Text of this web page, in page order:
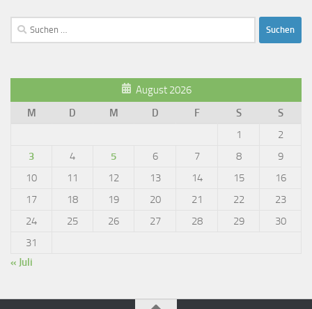
Suchen
nach:
August 2026
M
D M D F S
S
1
2
3
4 5 6 7 8
9
10
11 12 13 14 15
16
17
18 19 20 21 22
23
24
25 26 27 28 29
30
31
« Juli